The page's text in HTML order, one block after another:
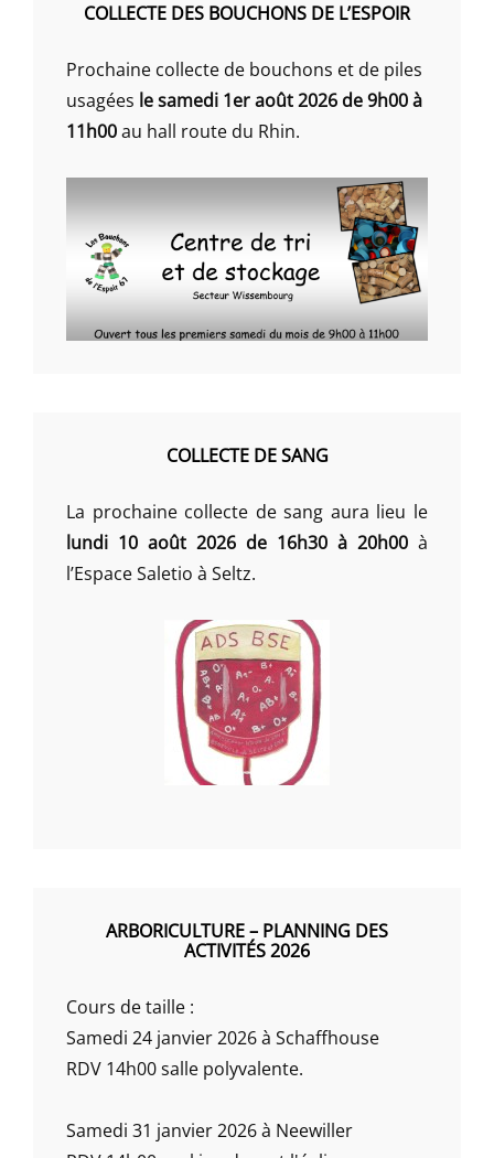
COLLECTE DES BOUCHONS DE L’ESPOIR
Prochaine collecte de bouchons et de piles
usagées le samedi 1er août 2026 de 9h00 à
11h00au hall route du Rhin.
COLLECTE DE SANG
La prochaine collecte de sang aura lieu le
lundi 10 août 2026 de 16h30 à 20h00 à
l’Espace Saletio à Seltz.
ARBORICULTURE – PLANNING DES
ACTIVITÉS 2026
Cours de taille :
Samedi 24 janvier 2026 à Schaffhouse
RDV 14h00 salle polyvalente.
Samedi 31 janvier 2026 à Neewiller